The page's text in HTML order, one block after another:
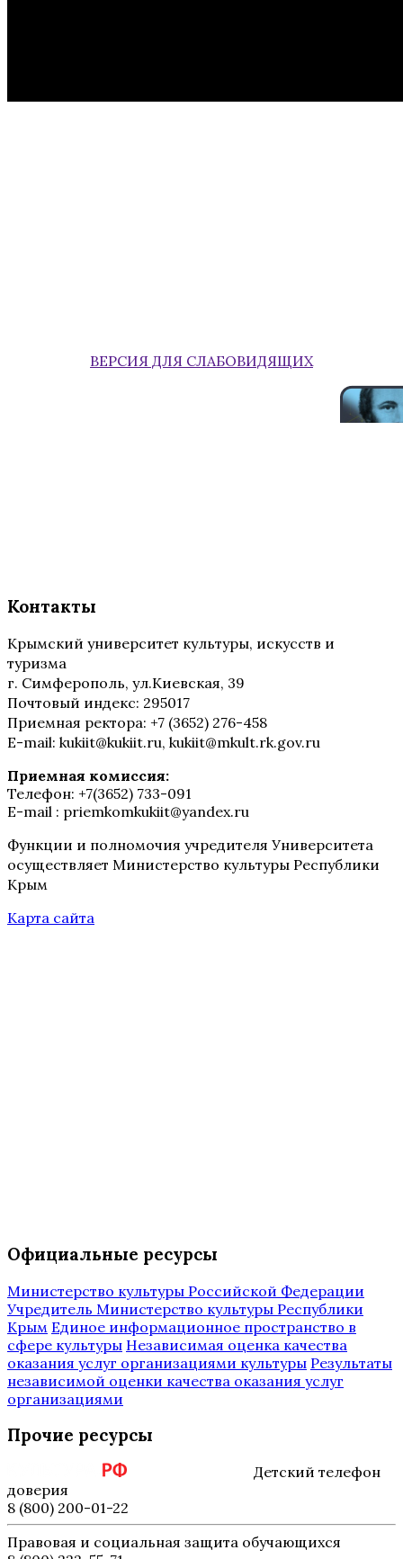
ВЕРСИЯ ДЛЯ СЛАБОВИДЯЩИХ
Контакты
Крымский университет культуры, искусств и
туризма
г. Симферополь, ул.Киевская, 39
Почтовый индекс: 295017
Приемная ректора: +7 (3652) 276-458
E-mail: kukiit@kukiit.ru, kukiit@mkult.rk.gov.ru
Приемная комиссия:
Телефон: +7(3652) 733-091
E-mail : priemkomkukiit@yandex.ru
Функции и полномочия учредителя Университета
осуществляет Министерство культуры Республики
Крым
Карта сайта
Официальные ресурсы
Министерство культуры Российской Федерации
Учредитель Министерство культуры Республики
Крым Единое информационное пространство в
сфере культуры Независимая оценка качества
оказания услуг организациями культуры Результаты
независимой оценки качества оказания услуг
организациями
Прочие ресурсы
Детский телефон
доверия
8 (800) 200-01-22
Правовая и социальная защита обучающихся